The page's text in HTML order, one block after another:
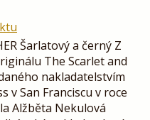
Šarlatový a černý Z
The Scarlet and
nakladatelstvím
v San Franciscu v roce
Alžběta Nekulová